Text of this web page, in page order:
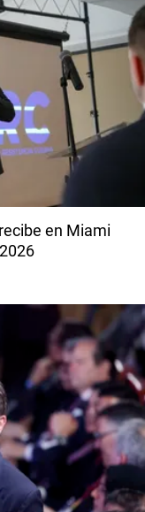
en Miami